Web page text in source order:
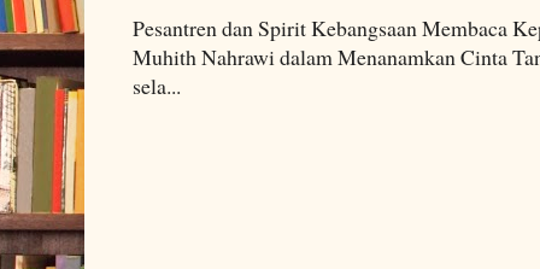
Pesantren dan Spirit Kebangsaan Membaca
Muhith Nahrawi dalam Menanamkan Cinta
sela...